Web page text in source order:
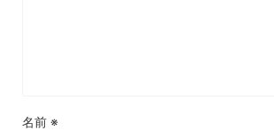
名前 ※